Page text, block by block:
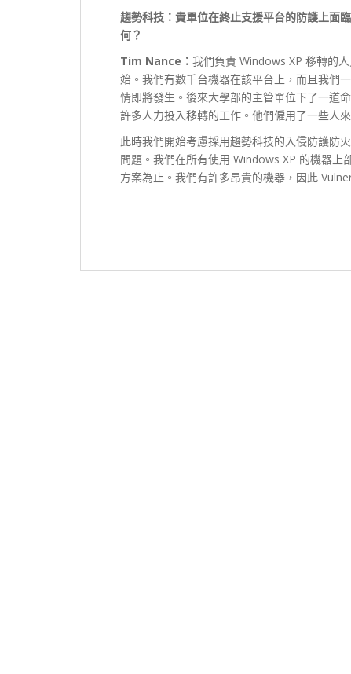
趨勢科技：貴單位在終止支援平台的防護上面
何？
Tim Nance： 我們負責 Windows XP 移轉的
始。我們有數千台機器在該平台上，而且我們
情即將發生。後來大學部的主管單位下了一道
許多人力投入移轉的工作。他們僱用了一些人
此時我們開始考慮採用趨勢科技的入侵防護防
問題。我們在所有使用 Windows XP 的機器上
方案為止。我們有許多昂貴的機器，因此